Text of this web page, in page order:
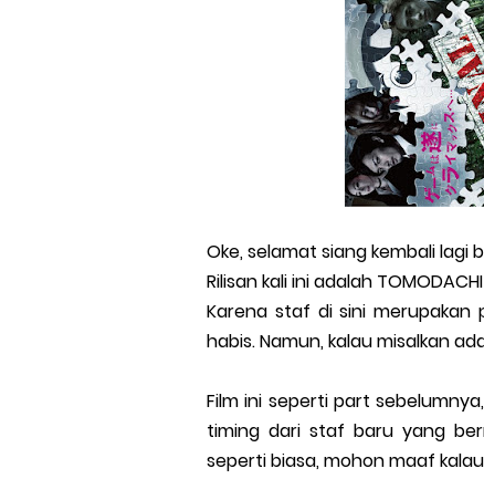
Oke, selamat siang kembali lagi
Rilisan kali ini adalah
Karena staf di sini merupakan
habis. Namun, kalau misalkan
Film ini seperti part
timing dari staf baru yang
seperti biasa, mohon maaf